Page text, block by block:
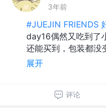
3年前
#JUEJIN FRIENDS
day16偶然又吃到了
还能买到，包装都没
展开
评论